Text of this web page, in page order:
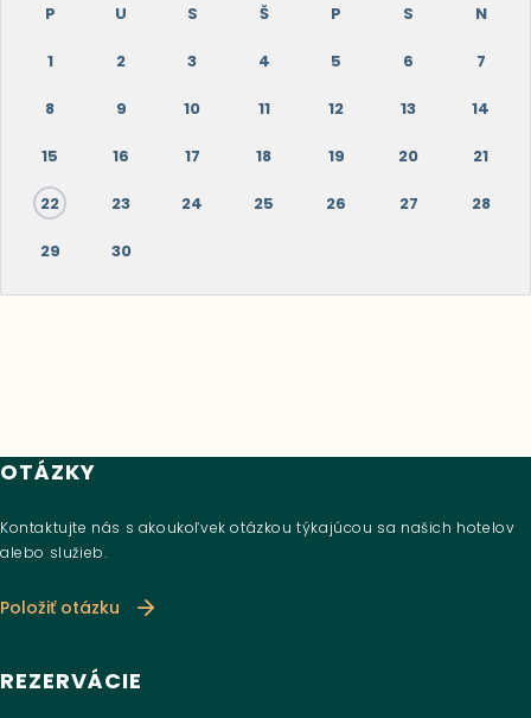
P U S Š P S N
1 2 3 4 5 6 7
8 9 10 11 12 13 14
15 16 17 18 19 20 21
22 23 24 25 26 27 28
29 30
OTÁZKY
Kontaktujte nás s akoukoľvek otázkou týkajúcou sa našich hotelov
alebo služieb.
Položiť otázku
REZERVÁCIE